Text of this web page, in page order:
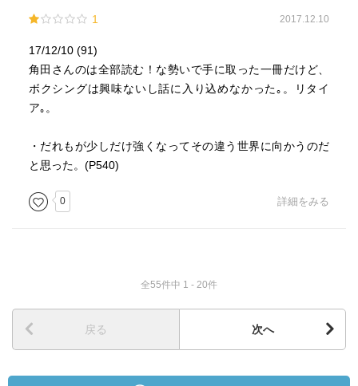
1 2017.12.10
17/12/10 (91)
角田さんのは全部読む！な勢いで手に取った一冊だけど、
ボクシングは興味ないし話に入り込めなかった｡。リタイ
ア｡。
・だれもが少しだけ強くなってその違う世界に向かうのだ
と思った。(P540)
0 詳細をみる
全55件中 1 - 20件
戻る 次へ